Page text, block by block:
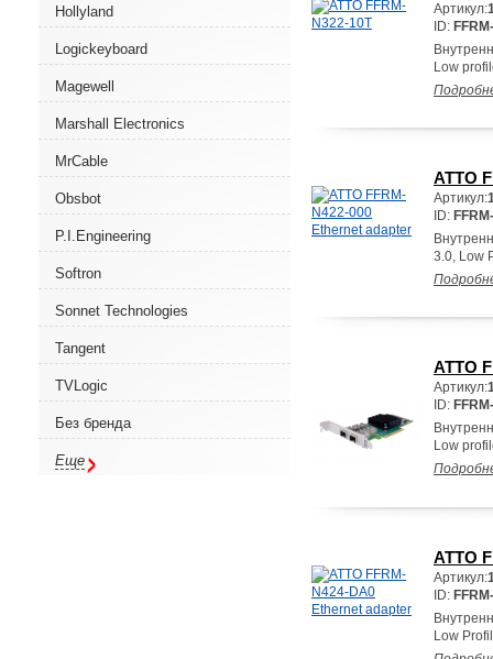
Hollyland
Logickeyboard
Magewell
Marshall Electronics
MrCable
Obsbot
P.I.Engineering
Softron
Sonnet Technologies
Tangent
TVLogic
Без бренда
Еще
Артикул:
ID:
Low
ATTO
Артикул:
ID:
3.0, Low
ATTO
Артикул:
ID:
Low
ATTO
Артикул:
ID:
Low